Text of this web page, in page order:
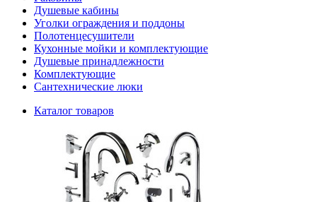
Душевые кабины
Уголки ограждения и поддоны
Полотенцесушители
Кухонные мойки и комплектующие
Душевые принадлежности
Комплектующие
Сантехнические люки
Каталог товаров